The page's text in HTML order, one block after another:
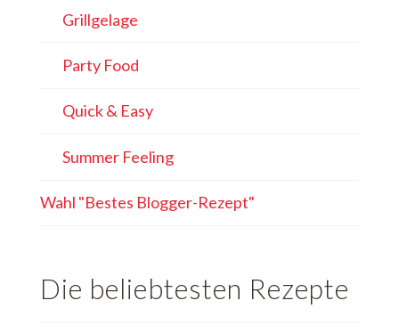
Grillgelage
Party Food
Quick & Easy
Summer Feeling
Wahl "Bestes Blogger-Rezept"
Die beliebtesten Rezepte